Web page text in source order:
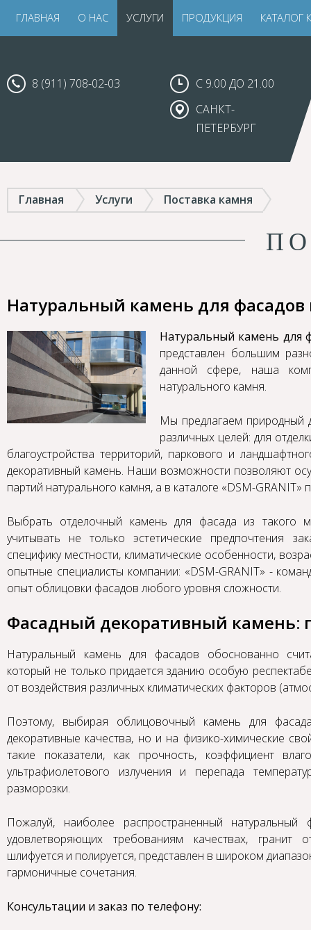
ГЛАВНАЯ О НАС УСЛУГИ ПРОДУКЦИЯ КАТАЛОГ
8 (911) 708-02-03
С 9.00 ДО 21.00
САНКТ-
ПЕТЕРБУРГ
Главная Услуги Поставка камня
Натуральный камень для фасадов
Натуральный камень для
представлен большим
данной сфере, наша
натурального камня.
Мы предлагаем природный
различных целей: для
благоустройства территорий, паркового и
декоративный камень. Наши возможности позволяют
партий натурального камня, а в каталоге «DSM-
Выбрать отделочный камень для фасада из такого
учитывать не только эстетические предпочтения
специфику местности, климатические особенности,
опытные специалисты компании: «DSM-GRANIT» -
опыт облицовки фасадов любого уровня сложности.
Фасадный декоративный камень:
Натуральный камень для фасадов обоснованно
который не только придается зданию особую
от воздействия различных климатических факторов
Поэтому, выбирая облицовочный камень для
декоративные качества, но и на физико-химические
такие показатели, как прочность, коэффициент
ультрафиолетового излучения и перепада
разморозки.
Пожалуй, наиболее распространенный
удовлетворяющих требованиям качествах, гранит
шлифуется и полируется, представлен в широком
гармоничные сочетания.
Консультации и заказ по телефону: